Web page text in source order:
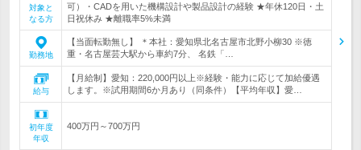
対象と
なる方
可）・CADを用いた機構設計や製品設計の経験 ★年休120日・土
日祝休み ★離職率5%未満
勤務地
【当面転勤無し】 ＊本社：愛知県北名古屋市北野小柳30 ※徳
重・名古屋芸大駅から車約7分、 名鉄「…
給与
【月給制】愛知：220,000円以上※経験・能力に応じて加給優遇
します。※試用期間6か月あり（同条件）【平均年収】愛…
初年度
年収
400万円～700万円